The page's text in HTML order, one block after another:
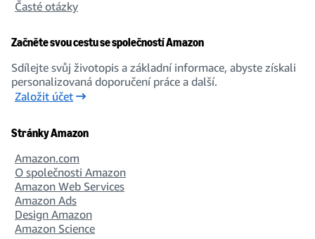
Časté otázky
Začněte svou cestu se společností Amazon
Sdílejte svůj životopis a základní informace, abyste získali
personalizovaná doporučení práce a další.
Založit účet
Stránky Amazon
Amazon.com
O společnosti Amazon
Amazon Web Services
Amazon Ads
Design Amazon
Amazon Science